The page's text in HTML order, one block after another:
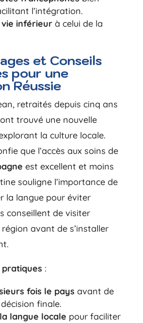
l’intégration.
inférieurà celui de la
et Conseils
pour une
Réussie
retraités depuis cinq ans
trouvé une nouvelle
la culture locale.
que l’accès aux soins de
est excellent et moins
souligne l’importance de
la langue pour éviter
conseillent de visiter
avant de s’installer
pratiques :
fois le pays avant de
finale.
langue locale pour faciliter